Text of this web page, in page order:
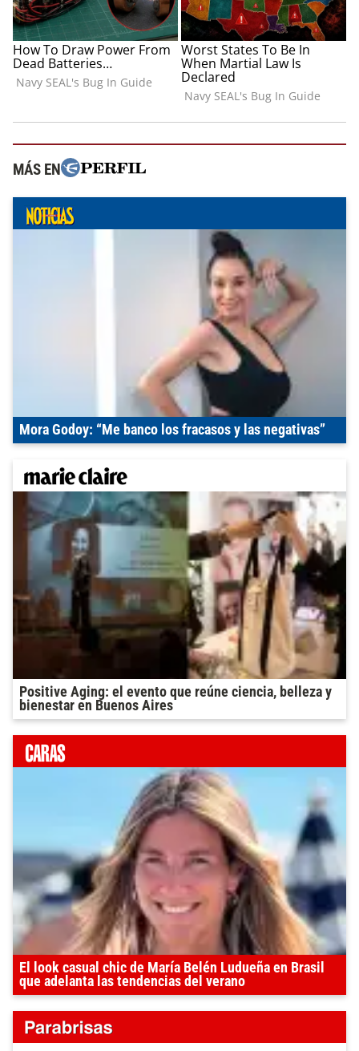
MÁS EN
Mora Godoy: “Me banco los fracasos y las negativas”
Positive Aging: el evento que reúne ciencia, belleza y
bienestar en Buenos Aires
El look casual chic de María Belén Ludueña en Brasil
que adelanta las tendencias del verano